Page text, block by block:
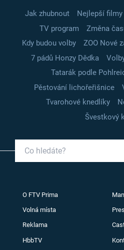
Jak zhubnout Nejlepší filmy
TV program
Změna
Kdy budou volby
ZOO Nové
7 pádů Honzy Dědka
Tatarák podle
Pěstování lichořeřišnice
Tvarohové knedlíky
Švestkový
O FTV Prima
Volná místa
Reklama
HbbTV